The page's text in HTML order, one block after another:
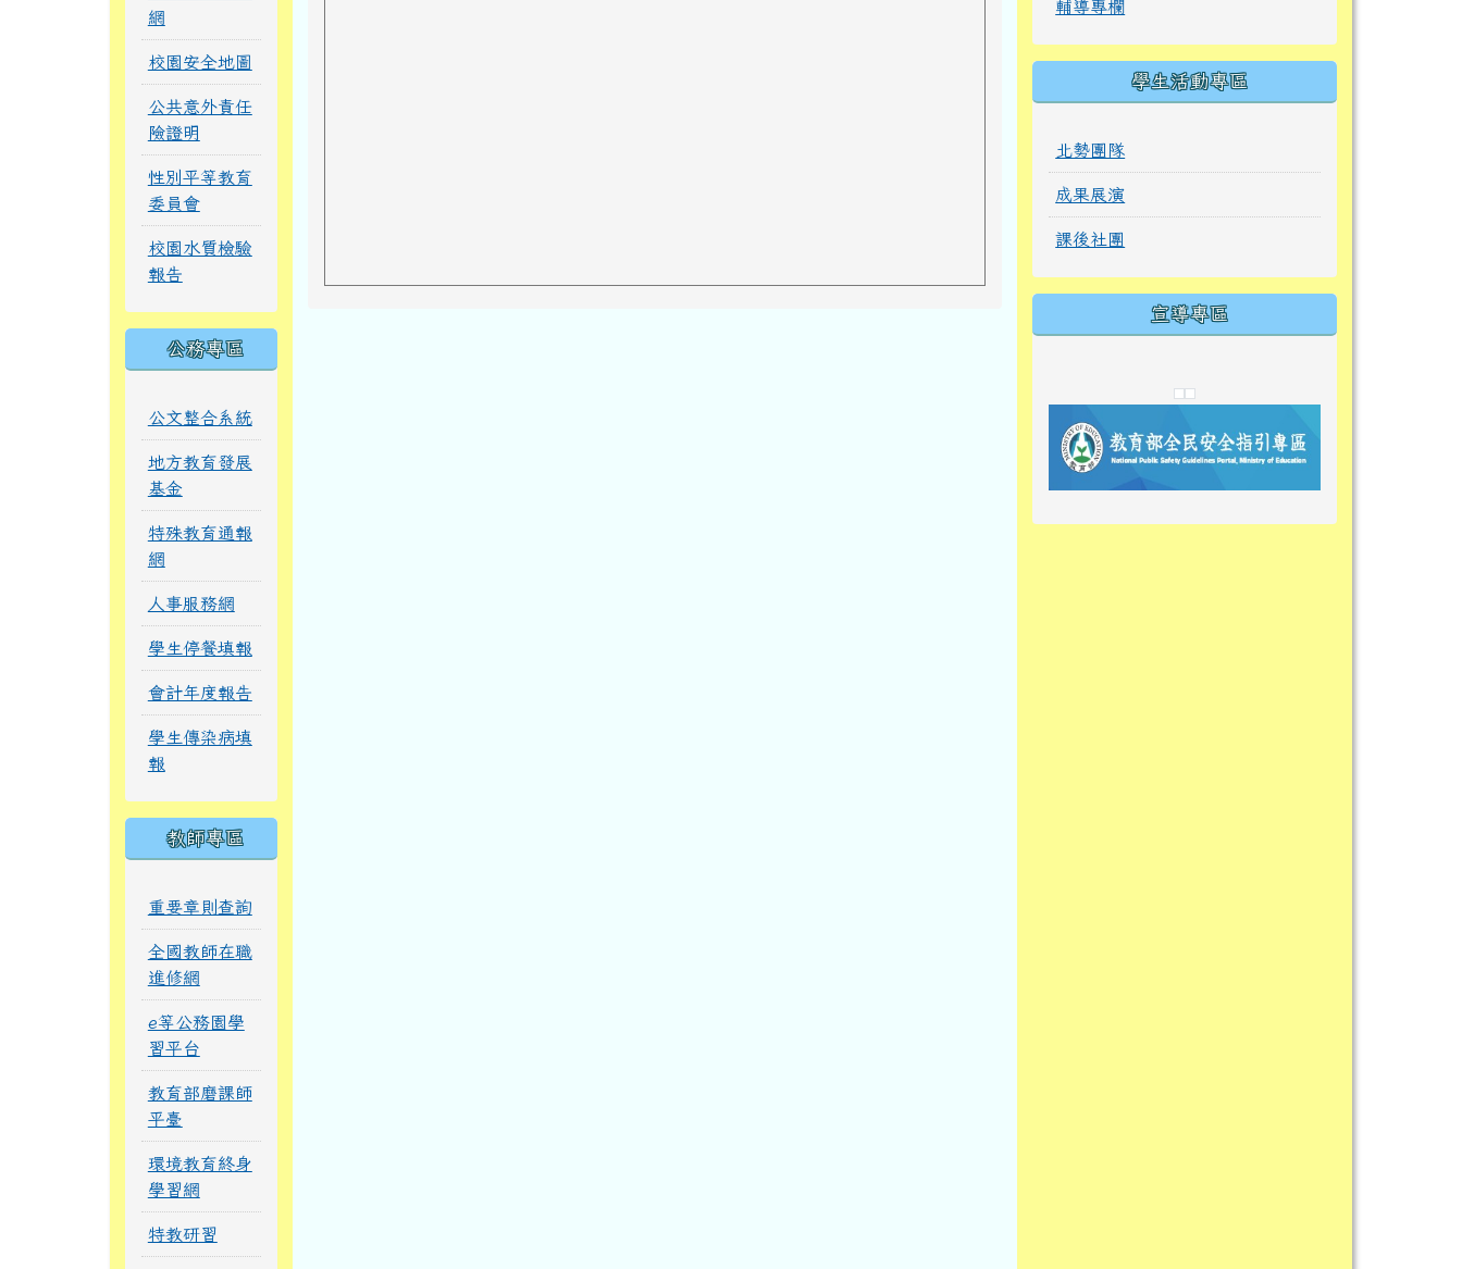
網
校園安全地圖
公共意外責任
險證明
性別平等教育
委員會
校園水質檢驗
報告
公務專區
公文整合系統
地方教育發展
基金
特殊教育通報
網
人事服務網
學生停餐填報
會計年度報告
學生傳染病填
報
教師專區
重要章則查詢
全國教師在職
進修網
e等公務園學
習平台
教育部磨課師
平臺
環境教育終身
學習網
特教研習
輔導專欄
學生活動專區
北勢團隊
成果展演
課後社團
宣導專區
link to https://
link to https://eliteracy.edu.tw/
link to https://
link to https://10000.gov.tw/
link to https://eliteracy.edu.tw/
link to https://10000.gov.tw/
link to https://
link to https://
link to https://i.win.org.tw/
link to https://
link to https://
link to https://
link to https://